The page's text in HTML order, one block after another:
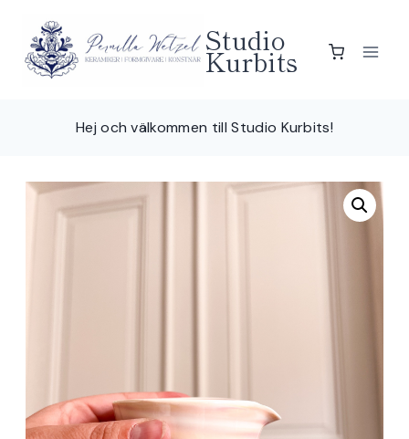
content
Studio
Kurbits
Hej och välkommen till Studio Kurbits!